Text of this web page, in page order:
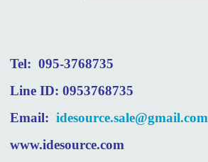
Tel: 095-3768735
Line ID: 0953768735
Email:idesource.sale@gmail.com
www.idesource.com